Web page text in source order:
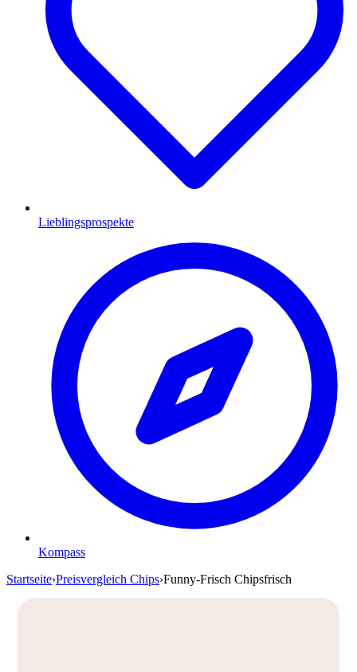
Lieblingsprospekte
Kompass
Startseite›Preisvergleich Chips›Funny-Frisch Chipsfrisch